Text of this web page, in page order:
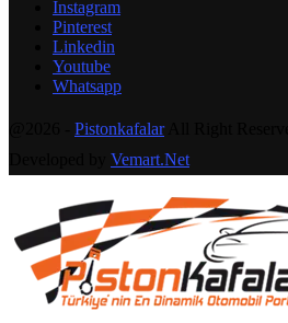
Instagram
Pinterest
Linkedin
Youtube
Whatsapp
PistonkafalarAll Right
Vemart.Net